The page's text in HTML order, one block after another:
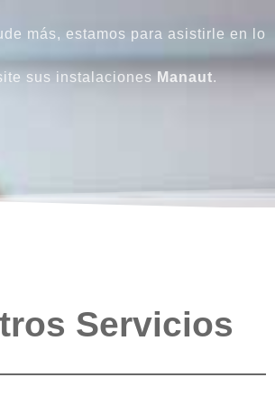
más, estamos para asistirle en lo
sus instalaciones Manaut.
Servicios